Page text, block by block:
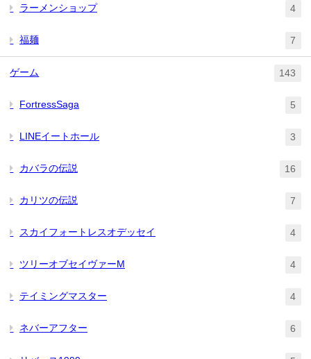
ラーメンショップ 4
福麺 7
ゲーム 143
FortressSaga 5
LINEイートホール 3
カバラの伝説 16
カリツの伝説 7
スカイフォートレスオデッセイ 4
ツリーオブセイヴァーM 4
テイミングマスター 4
ネバーアフター 6